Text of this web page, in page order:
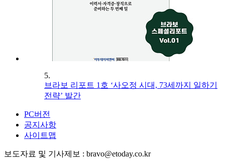
5.
브라보 리포트 1호 ‘사오정 시대, 73세까지 일하기
전략’ 발간
PC버전
공지사항
사이트맵
보도자료 및 기사제보 : bravo@etoday.co.kr